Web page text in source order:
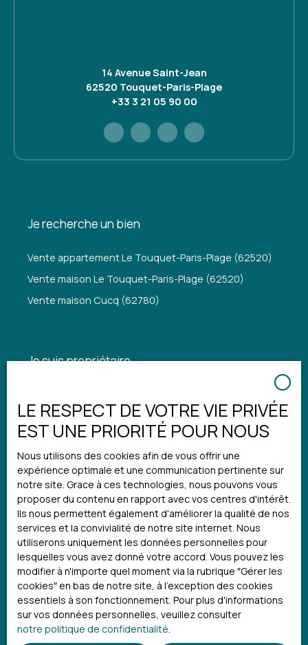
14 Avenue Saint-Jean
62520 Touquet-Paris-Plage
+33 3 21 05 90 00
Je recherche un bien
Vente appartement Le Touquet-Paris-Plage (62520)
Vente maison Le Touquet-Paris-Plage (62520)
Vente maison Cucq (62780)
Je suis propriétaire
Espace vendeur
Gestion locative
Informations
Notre agence
Nos honoraires
Mentions légales
Politique de confidentialité
Plan du site
Gérer les cookies
LE RESPECT DE VOTRE VIE PRIVÉE
EST UNE PRIORITÉ POUR NOUS
Nous utilisons des cookies afin de vous offrir une
expérience optimale et une communication pertinente sur
notre site. Grace à ces technologies, nous pouvons vous
proposer du contenu en rapport avec vos centres d'intérêt.
Ils nous permettent également d'améliorer la qualité de nos
services et la convivialité de notre site internet. Nous
utiliserons uniquement les données personnelles pour
lesquelles vous avez donné votre accord. Vous pouvez les
modifier à n'importe quel moment via la rubrique ″Gérer les
cookies″ en bas de notre site, à l'exception des cookies
essentiels à son fonctionnement. Pour plus d'informations
sur vos données personnelles, veuillez consulter
notre politique de confidentialité.